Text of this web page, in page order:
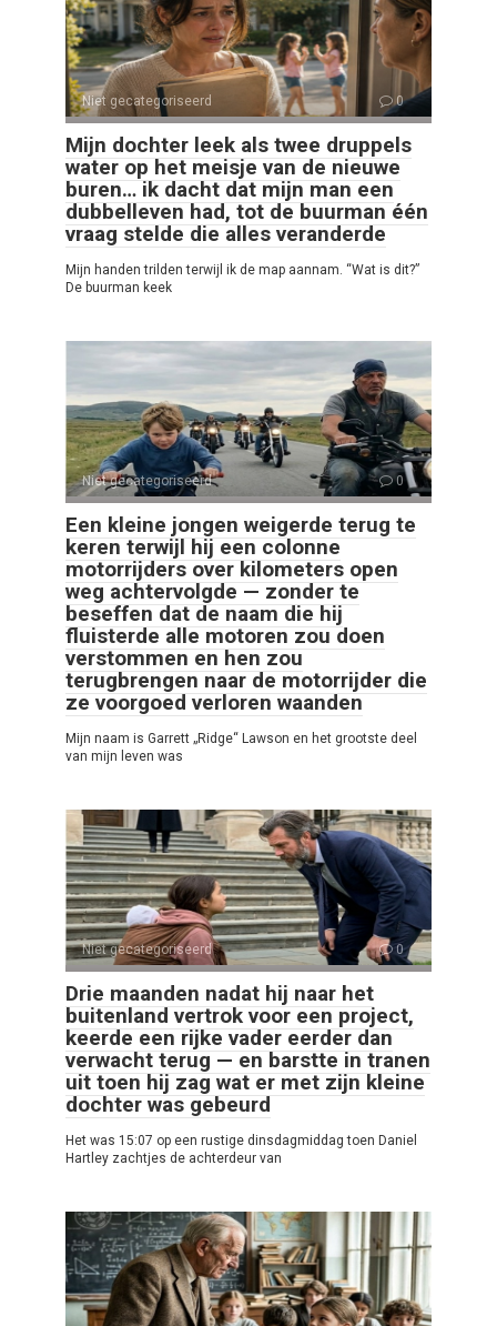
Niet gecategoriseerd 0
Mijn dochter leek als twee druppels
water op het meisje van de nieuwe
buren… ik dacht dat mijn man een
dubbelleven had, tot de buurman één
vraag stelde die alles veranderde
Mijn handen trilden terwijl ik de map aannam. “Wat is dit?”
De buurman keek
Niet gecategoriseerd 0
Een kleine jongen weigerde terug te
keren terwijl hij een colonne
motorrijders over kilometers open
weg achtervolgde — zonder te
beseffen dat de naam die hij
fluisterde alle motoren zou doen
verstommen en hen zou
terugbrengen naar de motorrijder die
ze voorgoed verloren waanden
Mijn naam is Garrett „Ridge“ Lawson en het grootste deel
van mijn leven was
Niet gecategoriseerd 0
Drie maanden nadat hij naar het
buitenland vertrok voor een project,
keerde een rijke vader eerder dan
verwacht terug — en barstte in tranen
uit toen hij zag wat er met zijn kleine
dochter was gebeurd
Het was 15:07 op een rustige dinsdagmiddag toen Daniel
Hartley zachtjes de achterdeur van